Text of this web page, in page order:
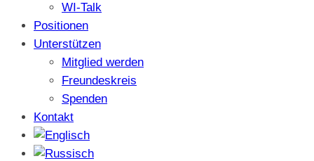
WI-Talk
Positionen
Unterstützen
Mitglied werden
Freundeskreis
Spenden
Kontakt